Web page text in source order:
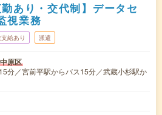
あり・交代制】データセ
視業務
給あり 派遣
原区
分／宮前平駅からバス15分／武蔵小杉駅か